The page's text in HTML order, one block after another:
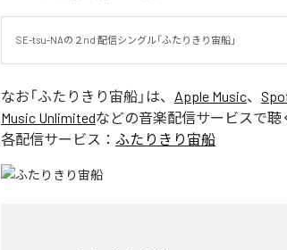
SE-tsu-NAの２nd 配信シングル「ふたりきり宙船」
なお「ふたりきり宙船 」は、 Apple Music、
Music Unlimitedなどの音楽配信サービスで聴
各配信サービス： ふたりきり宙船